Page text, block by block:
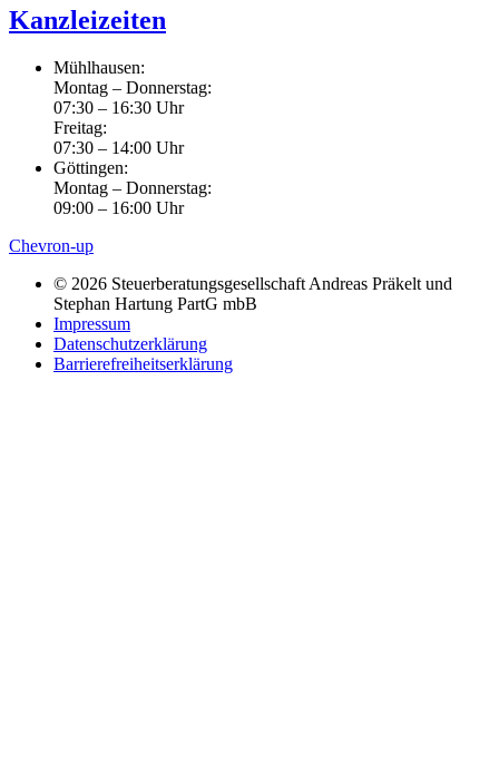
Kanzleizeiten
Mühlhausen:
Montag – Donnerstag:
07:30 – 16:30 Uhr
Freitag:
07:30 – 14:00 Uhr
Göttingen:
Montag – Donnerstag:
09:00 – 16:00 Uhr
Chevron-up
© 2026 Steuerberatungsgesellschaft Andreas Präkelt und
Stephan Hartung PartG mbB
Impressum
Datenschutzerklärung
Barrierefreiheitserklärung